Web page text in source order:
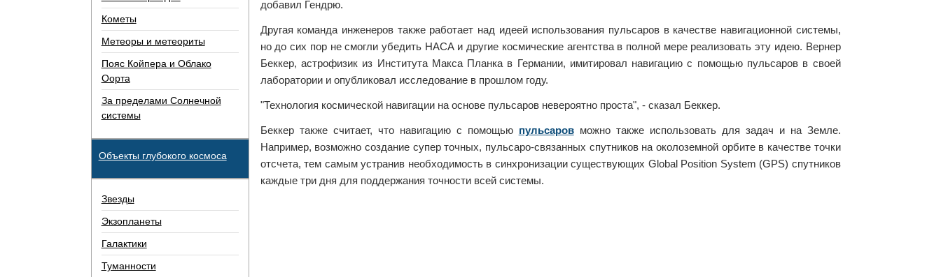
добавил Гендрю.
Другая команда инженеров также работает над идеей использования пульсаров в качестве навигационной системы,
но до сих пор не смогли убедить НАСА и другие космические агентства в полной мере реализовать эту идею. Вернер
Беккер, астрофизик из Института Макса Планка в Германии, имитировал навигацию с помощью пульсаров в своей
лаборатории и опубликовал исследование в прошлом году.
"Технология космической навигации на основе пульсаров невероятно проста", - сказал Беккер.
Беккер также считает, что навигацию с помощью пульсаровможно также использовать для задач и на Земле.
Например, возможно создание супер точных, пульсаро-связанных спутников на околоземной орбите в качестве точки
отсчета, тем самым устранив необходимость в синхронизации существующих Global Position System (GPS) спутников
каждые три дня для поддержания точности всей системы.
Кометы
Метеоры и метеориты
Пояс Койпера и Облако
Оорта
За пределами Солнечной
системы
Объекты глубокого космоса
Звезды
Экзопланеты
Галактики
Туманности